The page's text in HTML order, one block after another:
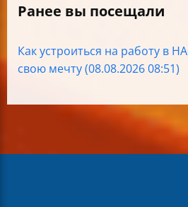
Ранее вы посещали
Как устроиться на работу в
свою мечту (08.08.2026 08:51)